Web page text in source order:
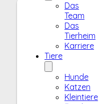
Das
Team
Das
Tierheim
Karriere
Tiere
Hunde
Katzen
Kleintiere